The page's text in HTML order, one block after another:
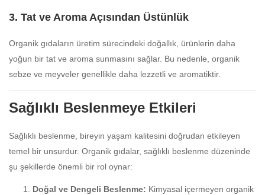
3. Tat ve Aroma Açısından Üstünlük
Organik gıdaların üretim sürecindeki doğallık, ürünlerin daha
yoğun bir tat ve aroma sunmasını sağlar. Bu nedenle, organik
sebze ve meyveler genellikle daha lezzetli ve aromatiktir.
Sağlıklı Beslenmeye Etkileri
Sağlıklı beslenme, bireyin yaşam kalitesini doğrudan etkileyen
temel bir unsurdur. Organik gıdalar, sağlıklı beslenme düzeninde
şu şekillerde önemli bir rol oynar:
Doğal ve Dengeli Beslenme: Kimyasal içermeyen organik